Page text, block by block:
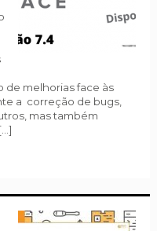
de melhorias face às
a correção de bugs,
mas também